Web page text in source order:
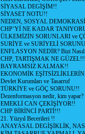
SİYASAL DEGİŞİM!!
SİYASET NOTU!!
NEDEN, SOSYAL
CHP’Yİ NE KADAR
ÜLKEMİZİN SORUNLARI ve
SURİYE ve SURİYELİ
ENFLASYON NEDİR? Bizi
CHP, TARTIŞMAK NE
BAYRAMSIZ KALMAK!!
EKONOMİK
Devlet Kurumları ve Tasarruf
TÜRKİYE ve GÖÇ SORUNU!!
Dezenformasyon nedir, kim yapar?
EMEKLİ CAN ÇEKİŞİYOR!!
CHP BİRİNCİ PARTİ!!!
21. Yüzyıl Becerileri !!
ANAYASAL DEGİŞİKLİK,